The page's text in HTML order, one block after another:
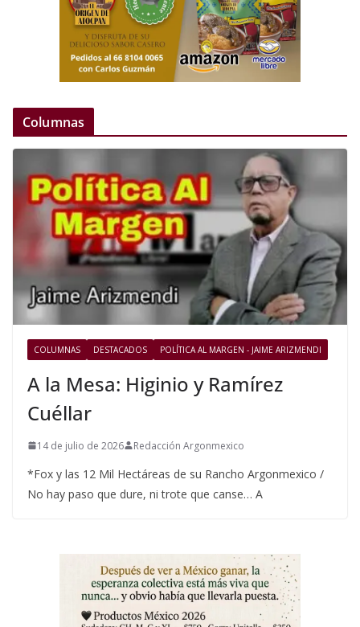
Columnas
COLUMNAS DESTACADOS POLÍTICA AL MARGEN - JAIME ARIZMENDI
A la Mesa: Higinio y Ramírez
Cuéllar
14 de julio de 2026 Redacción Argonmexico
*Fox y las 12 Mil Hectáreas de su Rancho Argonmexico /
No hay paso que dure, ni trote que canse… A